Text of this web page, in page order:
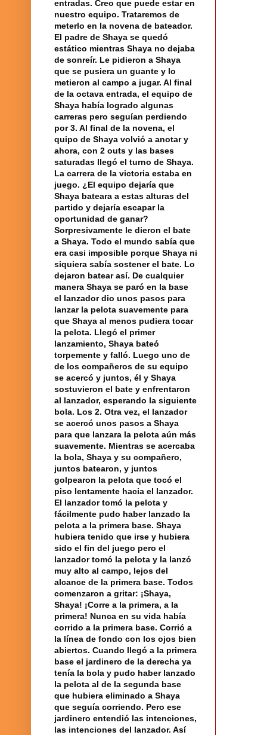
entradas. Creo que puede estar en
nuestro equipo. Trataremos de
meterlo en la novena de bateador.
El padre de Shaya se quedó
estático mientras Shaya no dejaba
de sonreír. Le pidieron a Shaya
que se pusiera un guante y lo
metieron al campo a jugar. Al final
de la octava entrada, el equipo de
Shaya había logrado algunas
carreras pero seguían perdiendo
por 3. Al final de la novena, el
quipo de Shaya volvió a anotar y
ahora, con 2 outs y las bases
saturadas llegó el turno de Shaya.
La carrera de la victoria estaba en
juego. ¿El equipo dejaría que
Shaya bateara a estas alturas del
partido y dejaría escapar la
oportunidad de ganar?
Sorpresivamente le dieron el bate
a Shaya. Todo el mundo sabía que
era casi imposible porque Shaya ni
siquiera sabía sostener el bate. Lo
dejaron batear así. De cualquier
manera Shaya se paró en la base
el lanzador dio unos pasos para
lanzar la pelota suavemente para
que Shaya al menos pudiera tocar
la pelota. Llegó el primer
lanzamiento, Shaya bateó
torpemente y falló. Luego uno de
de los compañeros de su equipo
se acercó y juntos, él y Shaya
sostuvieron el bate y enfrentaron
al lanzador, esperando la siguiente
bola. Los 2. Otra vez, el lanzador
se acercó unos pasos a Shaya
para que lanzara la pelota aún más
suavemente. Mientras se acercaba
la bola, Shaya y su compañero,
juntos batearon, y juntos
golpearon la pelota que tocó el
piso lentamente hacia el lanzador.
El lanzador tomó la pelota y
fácilmente pudo haber lanzado la
pelota a la primera base. Shaya
hubiera tenido que irse y hubiera
sido el fin del juego pero el
lanzador tomó la pelota y la lanzó
muy alto al campo, lejos del
alcance de la primera base. Todos
comenzaron a gritar: ¡Shaya,
Shaya! ¡Corre a la primera, a la
primera! Nunca en su vida había
corrido a la primera base. Corrió a
la línea de fondo con los ojos bien
abiertos. Cuando llegó a la primera
base el jardinero de la derecha ya
tenía la bola y pudo haber lanzado
la pelota al de la segunda base
que hubiera eliminado a Shaya
que seguía corriendo. Pero ese
jardinero entendió las intenciones,
las intenciones del lanzador. Así